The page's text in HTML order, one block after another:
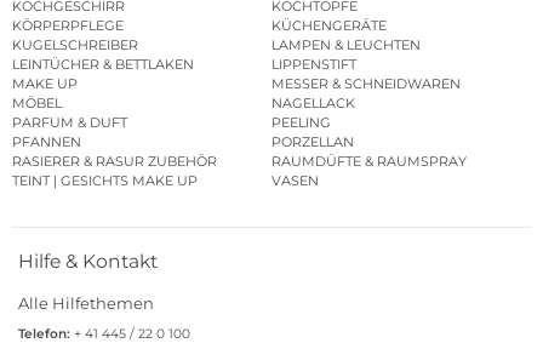
KOCHGESCHIRR
KOCHTÖPFE
KÖRPERPFLEGE
KÜCHENGERÄTE
KUGELSCHREIBER
LAMPEN & LEUCHTEN
LEINTÜCHER & BETTLAKEN
LIPPENSTIFT
MAKE UP
MESSER & SCHNEIDWAREN
MÖBEL
NAGELLACK
PARFUM & DUFT
PEELING
PFANNEN
PORZELLAN
RASIERER & RASUR ZUBEHÖR
RAUMDÜFTE & RAUMSPRAY
TEINT | GESICHTS MAKE UP
VASEN
Hilfe & Kontakt
Alle Hilfethemen
Telefon: + 41 445 / 22 0 100